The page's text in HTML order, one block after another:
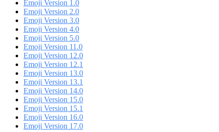
Emoji Version 1.0
Emoji Version 2.0
Emoji Version 3.0
Emoji Version 4.0
Emoji Version 5.0
Emoji Version 11.0
Emoji Version 12.0
Emoji Version 12.1
Emoji Version 13.0
Emoji Version 13.1
Emoji Version 14.0
Emoji Version 15.0
Emoji Version 15.1
Emoji Version 16.0
Emoji Version 17.0